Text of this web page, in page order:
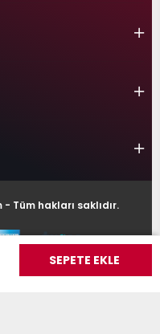
Tüm hakları saklıdır.